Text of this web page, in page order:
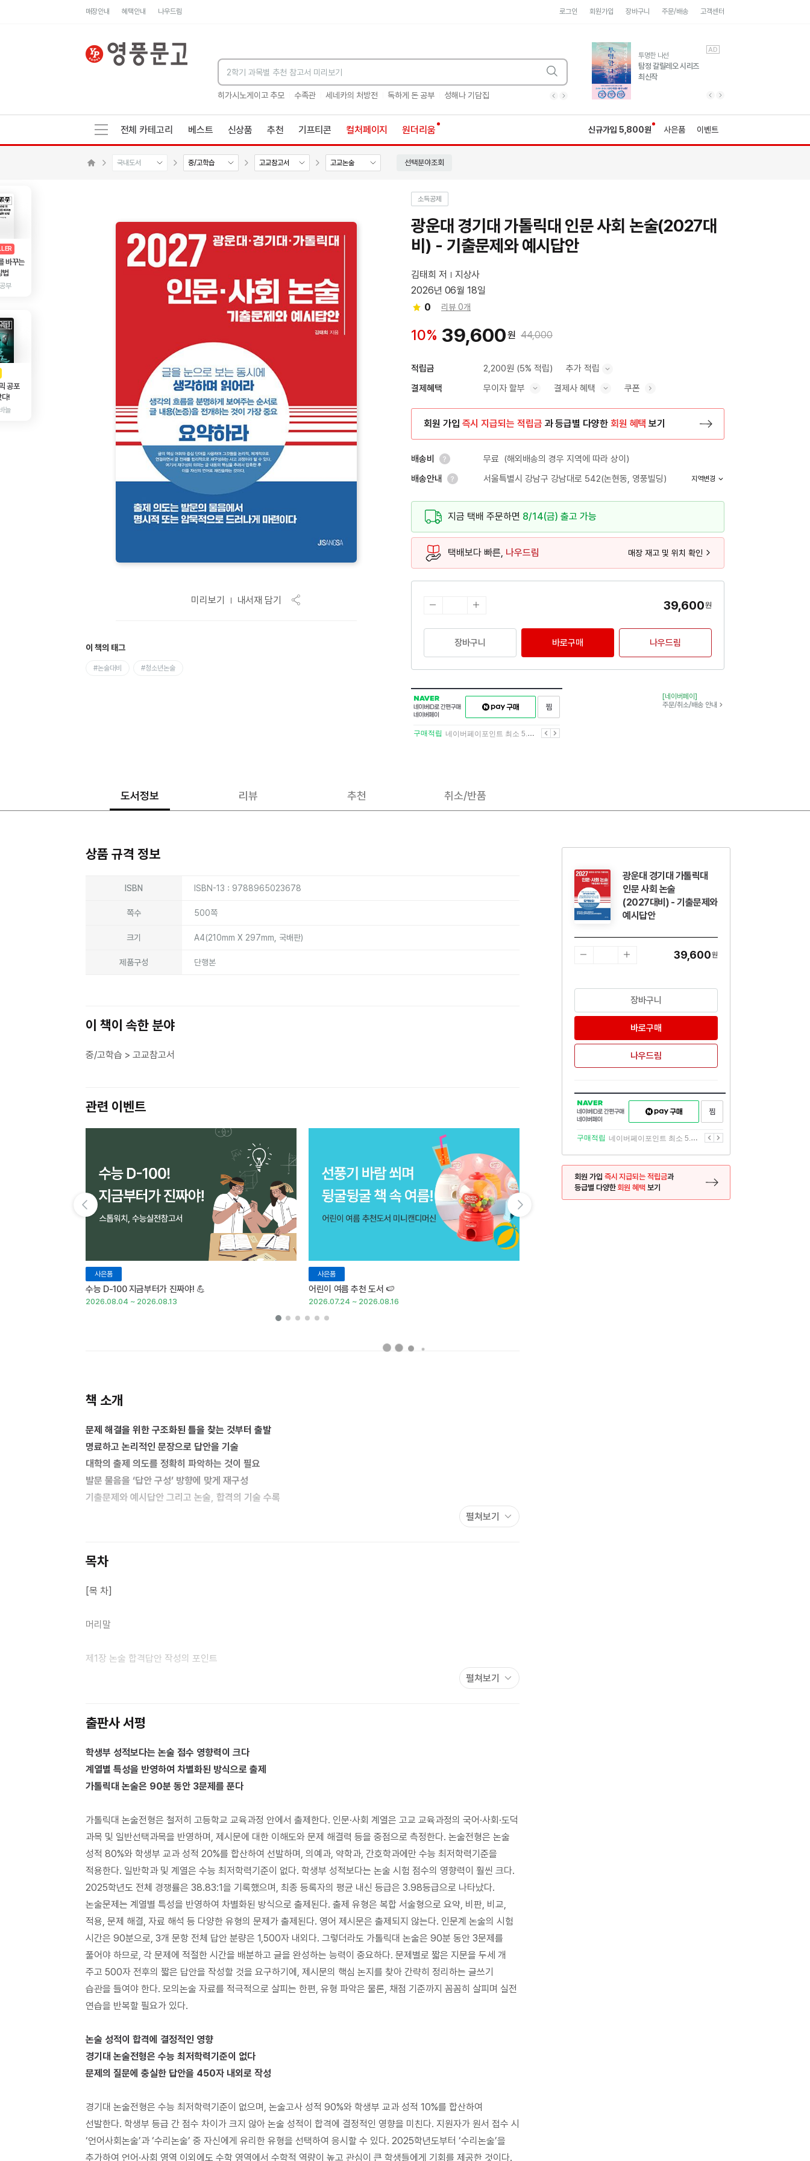
매장안내 혜택안내 나우드림 로그인 회원가입 장바구니 주문/배송 고객센터
히가시노게이고 추모 수족관 세네카의 처방전 독하게 돈 공부 성해나 기담집 히가시노게이고 추모 수족관 독하게 돈 공부
유럽 도시 기행3
풍성한 서사와 인문학적
통찰!
AD
투명한 나선
탐정 갈릴레오 시리즈
최신작
AD
전체 카테고리 베스트 신상품 추천 기프티콘 컬처페이지 원더리움 신규가입 5,800원 사은품 이벤트
국내도서 중/고학습 고교참고서 고교논술 선택분야조회
AD
바꾸는
법
부
AD
공포
다!
늘
미리보기 내서재 담기
이 책의 태그
#논술대비 #청소년논술
소득공제
광운대 경기대 가톨릭대 인문 사회 논술(2027대
비) - 기출문제와 예시답안
김태희 저
지상사
2026년 06월 18일
0
리뷰 0개
10% 39,600원 44,000
적립금 2,200원 (5% 적립) 추가 적립
결제혜택 무이자 할부 결제사 혜택 쿠폰
회원 가입 즉시 지급되는 적립금 과 등급별 다양한 회원 혜택 보기
배송비 무료 (해외배송의 경우 지역에 따라 상이)
배송안내
서울특별시 강남구 강남대로 542(논현동, 영풍빌딩) 지역변경
지금 택배 주문하면 8/14(금) 출고 가능
택배보다 빠른, 나우드림 매장 재고 및 위치 확인
39,600원
장바구니 바로구매 나우드림
NAVER
네이버
ID로
간편구매
네이버페이
구매하기
이전
구매적립 네이버페이포인트 최소 5.5% 적립 다음
[네이버페이]
주문/취소/배송 안내
도서정보 리뷰 추천 취소/반품
상품 규격 정보
ISBN ISBN-13 : 9788965023678
쪽수 500쪽
크기 A4(210mm X 297mm, 국배판)
제품구성 단행본
이 책이 속한 분야
중/고학습 > 고교참고서
관련 이벤트
사은품
수능 D-100 지금부터가 진짜야! 💪
2026.08.04 ~ 2026.08.13
사은품
어린이 여름 추천 도서 🍉
2026.07.24 ~ 2026.08.16
책 소개
문제 해결을 위한 구조화된 틀을 찾는 것부터 출발
명료하고 논리적인 문장으로 답안을 기술
대학의 출제 의도를 정확히 파악하는 것이 필요
발문 물음을 ‘답안 구성’ 방향에 맞게 재구성
기출문제와 예시답안 그리고 논술 합격의 기술 수록
대입 논술 역시 같다.
대학은 객관적인 평가 기준을 마련하기 위해 논술문제의 풀이 과정을 구조화하여 출제하면서
모든 것들을 밝히고
주제 개념을 파악하고
출제자의 의도를 집약한 것이 논제의 요구로
그 핵심은
제시문을 읽고 이것만
과정에서 빠르게 정리하고 넘어가야 할 중요한 사항은
재구성한 출제 의도의 집약이라 할 수 있다.이때
사이의 교집합 관계를 이루는 공통된 용어와 서술로 제시되면서 제시문 여기저기에 기술되어 있다
찾아 밝히는 것은 그리 어렵지 않다.
논술 합격답안
작성의 기술
주제는 관점을 따라 생각과 판단과 가치와 논리의 차이를 드러내면서 글의 중심 생각을 공유하고 구분한다.
대입논술에서 관점 차이로 인해 발생하는 결과가 곧 제시문별 중심 생각으로, 제시문 내용은 관점을 따라 핵심이
정확하게 드러남으로써 논증을 구성하는 논지와 논거로 채택된다 제시문 속‘관점 찾기’는 논술문제 풀이의
출발점이자 문제 해결의‘키’라고 해도 과언은 아니다.대입논술에서‘관점’에 해당하는 개념어는 이항 대립적인
관계를 이루면서 제시문에 기술되는 것이 일반적이다.예를 들어,사회 현상 이론에서의‘기능론과 갈등론(관점)’,
인간 본성의 근원( 주제)인‘이기심과 이타심(관점)’처럼 교과과정에서 다루는 핵심 개념어는 물론이고,도덕 행위
결과를 바라보는‘두 입장 (주제): 긍정적 vs.부정적(관점 )’처럼 행위의 지향성이나 결과의 방향성을 드러내는
지시어도 관점의 범주에 속한다고 할 수 있다.
따라서 학생들은 문제와 제시문을 읽고
재구성한 후 (찾아 밝힌 후),그 과정에서 이해하고 정리한 결과를 논증 지시어의 요구에 적용하면서 답안을 작성해야
한다.
펼쳐보기
목차
[목 차]
머리말
제 1 장 논술 합격답안 작성의 포인트
논증할 내용을 재구성하는 요령
제 2장 논술 기출문제와 해설, 예시답안
광운대 인문논술의 핵심 포인트
광운대 2026인문논술 1 수시 ( 문제
)
2026인문논술1 수시 해설과 예시답안
:성찰( 문제 1),속도 문제 2)
광운대 2026 인문논술2수시 (문제)
광운대
2026 인문논술 2 수시(해설과 예시답안
: 인공지능 철학 ( 문제1), 정보 불평등 (문제2)
광운대 2026 인문논술 모의
:법과 민주주의의 한계(문제 1), 예수의 보편 사랑
광운대 2025 인문논술1수시
)
:인간과 동물의 관계 문제 1), 다수결 원칙의 문제점(문제 2)
광운대 2025 인문논술2수시 문제
펼쳐보기
출판사 서평
학생부 성적보다는 논술 점수 영향력이 크다
계열별 특성을 반영하여 차별화된 방식으로 출제
가톨릭대 논술은 90분 동안 3문제를 푼다
가톨릭대 논술전형은 철저히 고등학교 교육과정 안에서 출제한다. 인문·사회 계열은 고교 교육과정의 국어 ·사회 ·도덕
과목 및 일반선택과목을 반영하며 , 제시문에 대한 이해도와 문제 해결력 등을 중점으로 측정한다. 논술전형은 논술
성적 80%와 학생부 교과 성적 20%를 합산하여 선발하며 , 의예과, 약학과, 간호학과에만 수능 최저학력기준을
적용한다. 일반학과 및 계열은 수능 최저학력기준이 없다. 학생부 성적보다는 논술 시험 점수의 영향력이 훨씬 크다.
2025학년도 전체 경쟁률은 38.83:1을 기록했으며 , 최종 등록자의 평균 내신 등급은 3.98등급으로 나타났다.
논술문제는 계열별 특성을 반영하여 차별화된 방식으로 출제된다. 출제 유형은 복합 서술형으로 요약, 비판, 비교,
적용, 문제 해결, 자료 해석 등 다양한 유형의 문제가 출제된다. 영어 제시문은 출제되지 않는다. 인문계 논술의 시험
시간은 90분으로, 3개 문항 전체 답안 분량은 1,500자 내외다. 그렇더라도 가톨릭대 논술은 90분 동안 3문제를
풀어야 하므로, 각 문제에 적절한 시간을 배분하고 글을 완성하는 능력이 중요하다. 문제별로 짧은 지문을 두세 개
주고 500자 전후의 짧은 답안을 작성할 것을 요구하기에 , 제시문의 핵심 논지를 찾아 간략히 정리하는 글쓰기
습관을 들여야 한다. 모의논술 자료를 적극적으로 살피는 한편, 유형 파악은 물론, 채점 기준까지 꼼꼼히 살피며 실전
연습을 반복할 필요가 있다.
논술 성적이 합격에 결정적인 영향
경기대 논술전형은 수능 최저학력기준이 없다
문제의 질문에 충실한 답안을 450자 내외로 작성
경기대 논술전형은 수능 최저학력기준이 없으며 , 논술고사 성적 90%와 학생부 교과 성적 10%를 합산하여
선발한다. 학생부 등급 간 점수 차이가 크지 않아 논술 성적이 합격에 결정적인 영향을 미친다. 지원자가 원서 접수 시
‘언어사회논술’과‘수리논술’ 중 자신에게 유리한 유형을 선택하여 응시할 수 있다. 2025학년도부터 ‘수리논술’을
추가하여 언어 ·사회 영역 이외에도 수학 영역에서 수학적 역량이 높고 관심이 큰 학생들에게 기회를 제공한 것이다.
광운대 경기대 가톨릭대
인문 사회 논술
(2027대비) - 기출문제와
예시답안
39,600원
장바구니
바로구매
나우드림
NAVER
네이버
ID로
간편구매
네이버페이
구매하기
이전
구매적립 네이버페이포인트 최소 5.5% 적립 다음
회원 가입 즉시 지급되는 적립금과
등급별 다양한회원 혜택 보기